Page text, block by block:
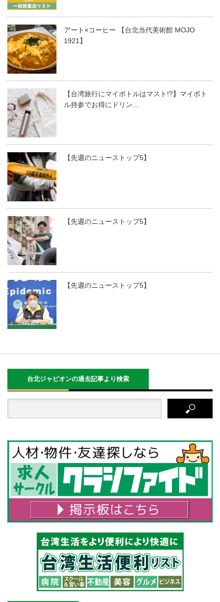
アート×コーヒー 【台北当代美術館 MOJO
1921】
【台湾旅行にマイボトルはマスト!?】マイボト
ル持参でお得にドリン…
【先週のニューストップ5】
【先週のニューストップ5】
【先週のニューストップ5】
台北ジャピオンの過去記事より検索